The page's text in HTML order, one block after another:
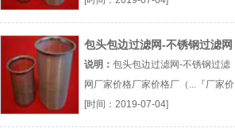
包头包边过滤网-不锈钢过滤网
厂家价格
说明： 包头包边过滤网-不锈钢过滤
网厂家价格厂家价格厂（...『厂家价
格』
[时间：2019-07-04]